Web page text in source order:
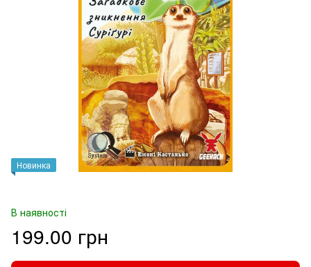
Новинка
В наявності
199.00 грн